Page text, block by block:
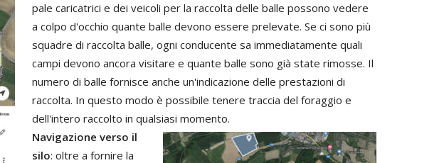
pale caricatrici e dei veicoli per la raccolta delle balle possono vedere
a colpo d'occhio quante balle devono essere prelevate. Se ci sono più
squadre di raccolta balle, ogni conducente sa immediatamente quali
campi devono ancora visitare e quante balle sono già state rimosse. Il
numero di balle fornisce anche un'indicazione delle prestazioni di
raccolta. In questo modo è possibile tenere traccia del foraggio e
dell'intero raccolto in qualsiasi momento.
Navigazione verso il
silo: oltre a fornire la